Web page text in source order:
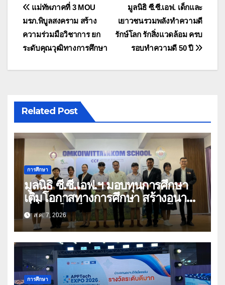
แนะแนว
เรื่อง
มูลนิธิ ซี.ซี.เอฟ. เด็กและ
เยาวชนรวมพลังทำความดี
รักษ์โลก รักสิ่งแวดล้อม ครบ
รอบทำความดี 50 ปี
แม่ทัพภาคที่ 3 MOU
มรภ.พิบูลสงคราม สร้าง
ความร่วมมือวิชาการ ยก
ระดับคุณวุฒิทางการศึกษา
Related Post
การศึกษา
มูลนิธิ ซี.ซี.เอฟ.ฯ มอบทุนการศึกษา
เติมโอกาสทางการศึกษา สร้างอนาคต
ที่มั่นคงให้เด็กและเยาวชนด้อยโอกาส
ส.ค. 7, 2026
การศึกษา